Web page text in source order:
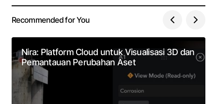
Recommended for You
Nira: Platform Cloud untuk Visualisasi 3D dan
Pemantauan Perubahan Aset